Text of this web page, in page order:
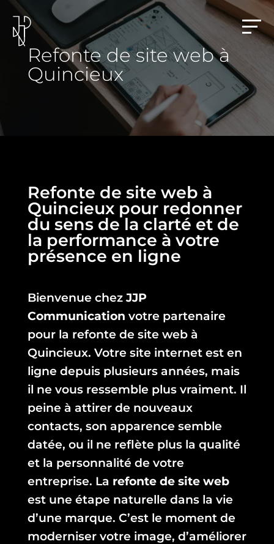
Refonte de site web à
Quincieux
Refonte de site web à
Quincieux pour redonner
du sens de la clarté et de
la performance à votre
présence en ligne
Bienvenue chezJJP
Communication votre partenaire
pour la refonte de site web à
Quincieux. Votre site internet est en
ligne depuis plusieurs années, mais
il ne vous ressemble plus vraiment. Il
peine à attirer de nouveaux
contacts, son apparence semble
datée, ou il ne reflète plus la qualité
et la personnalité de votre
entreprise. La refonte de site web
est une étape naturelle dans la vie
d’une marque. C’est le moment de
moderniser votre image, d’améliorer